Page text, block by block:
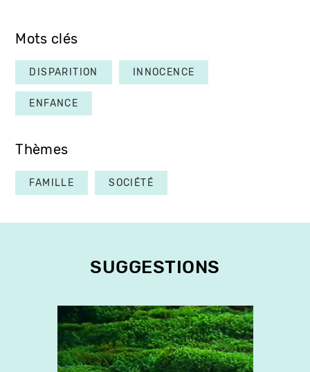
Mots clés
DISPARITION INNOCENCE
ENFANCE
Thèmes
FAMILLE SOCIÉTÉ
SUGGESTIONS